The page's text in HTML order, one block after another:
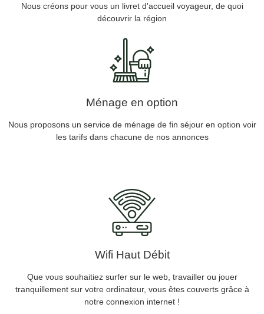
Nous créons pour vous un livret d'accueil voyageur, de quoi
découvrir la région
Ménage en option
Nous proposons un service de ménage de fin séjour en option voir
les tarifs dans chacune de nos annonces
Wifi Haut Débit
Que vous souhaitiez surfer sur le web, travailler ou jouer
tranquillement sur votre ordinateur, vous êtes couverts grâce à
notre connexion internet !